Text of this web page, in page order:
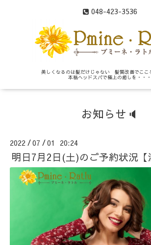
048-423-3536
美しくなるのは髪だけじゃない 髪質改善でここ
本格ヘッドスパで極上の癒しを・・・
お知らせ🔈
2022 /07 /01 20:24
明日7月2日(土)のご予約状況【